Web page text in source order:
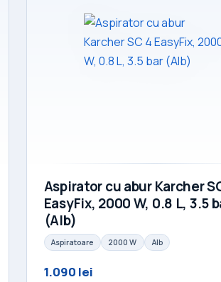
Aspirator cu abur Karcher
EasyFix, 2000 W, 0.8 L, 3.5
(Alb)
Aspiratoare 2000 W Alb
1.090 lei